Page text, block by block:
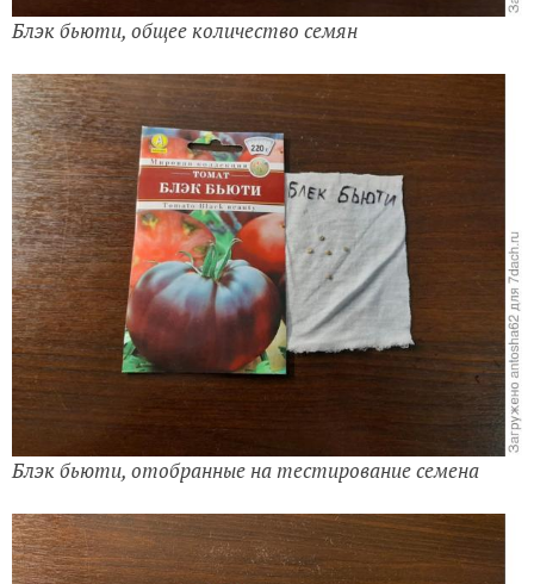
Блэк бьюти, общее количество семян
Блэк бьюти, отобранные на тестирование семена